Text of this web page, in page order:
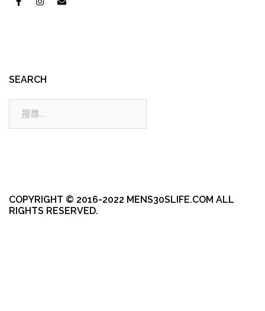
SEARCH
COPYRIGHT © 2016-2022 MENS30SLIFE.COM ALL
RIGHTS RESERVED.